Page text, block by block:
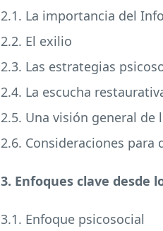
2.1. La importancia del
2.2. El exilio
2.3. Las estrategias
2.4. La escucha
2.5. Una visión general
2.6. Consideraciones para
3. Enfoques clave desde
3.1. Enfoque psicosocial